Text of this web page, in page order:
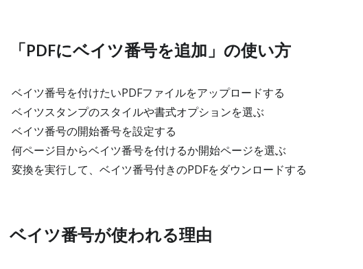
「PDFにベイツ番号を追加」の使い方
ベイツ番号を付けたいPDFファイルをアップロードする
ベイツスタンプのスタイルや書式オプションを選ぶ
ベイツ番号の開始番号を設定する
何ページ目からベイツ番号を付けるか開始ページを選ぶ
変換を実行して、ベイツ番号付きのPDFをダウンロードする
ベイツ番号が使われる理由